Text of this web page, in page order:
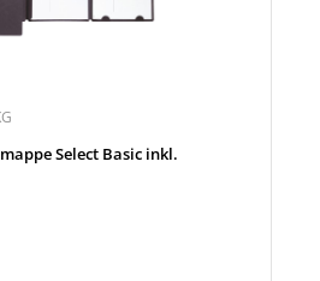
Select Basic inkl.